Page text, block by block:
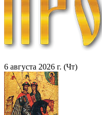
6 августа 2026 г. (Чт)